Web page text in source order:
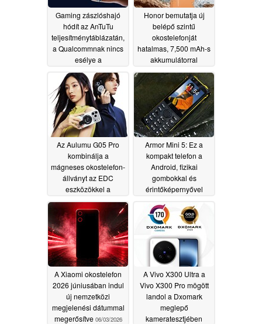
Gaming zászlóshajó
hódít az AnTuTu
teljesítménytáblázatán,
a Qualcommnak nincs
esélye a
középkategóriás
szegmensben06/04/2026
Honor bemutatja új
belépő szintű
okostelefonját
hatalmas, 7,500 mAh-s
akkumulátorral
06/03/2026
Az Aulumu G05 Pro
kombinálja a
mágneses okostelefon-
állványt az EDC
eszközökkel a
hobbisták és a
prepperek számára
06/03/2026
Armor Mini 5: Ez a
kompakt telefon a
Android, fizikai
gombokkal és
érintőképernyővel
A Xiaomi okostelefon
2026 júniusában indul
új nemzetközi
megjelenési dátummal
megerősítve 06/03/2026
A Vivo X300 Ultra a
Vivo X300 Pro mögött
landol a Dxomark
meglepő
kameratesztjében